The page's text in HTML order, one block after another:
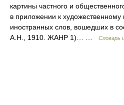
картины частного и
в приложении к
иностранных слов, вошедших в
А.Н., 1910. ЖАНР 1)… …
Словарь